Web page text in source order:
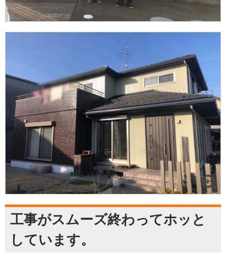
工事がスムーズ終わってホッと
しています。